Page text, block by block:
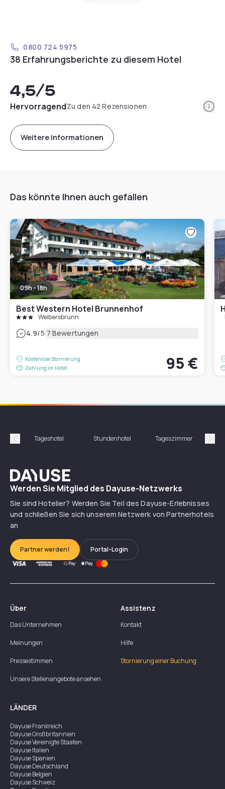
0800 724 5975
38 Erfahrungsberichte zu diesem Hotel
4,5/5
HervorragendZu den 42 Rezensionen
Weitere Informationen
Das könnte Ihnen auch gefallen
09h - 18h
Best Western Hotel Brunnenhof
Weibersbrunn
4.9/5|7 Bewertungen
Kostenlose Stornierung
Zahlung im Hotel
95 €
Précédent
Tageshotel Stundenhotel Tageszimmer
Dayuse
Werden Sie Mitglied des Dayuse-Netzwerks
Sie sind Hotelier? Werden Sie Teil des Dayuse-Erlebnisses
und schließen Sie sich unserem Netzwerk von Partnerhotels
an
Partner werden! Portal-Login
Über
Das Unternehmen
Meinungen
Pressestimmen
Unsere Stellenangebote ansehen
Assistenz
Kontakt
Hilfe
Stornierung einer Buchung
LÄNDER
DayuseFrankreich
DayuseGroßbritannien
DayuseVereinigte Staaten
DayuseItalien
DayuseSpanien
DayuseDeutschland
DayuseBelgien
DayuseSchweiz